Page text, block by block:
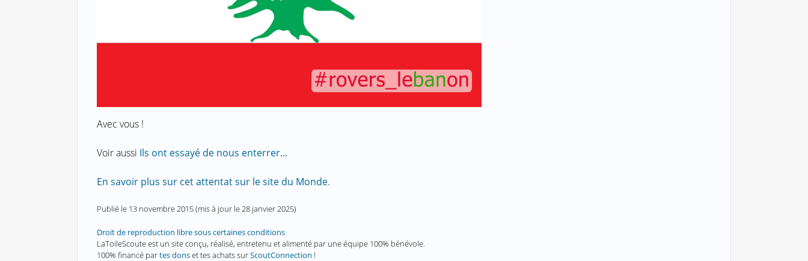
Avec vous !
Voir aussi Ils ont essayé de nous enterrer...
En savoir plus sur cet attentat sur le site du Monde.
Publié le 13 novembre 2015(mis à jour le28 janvier 2025)
Droit de reproduction libre sous certaines conditions
LaToileScoute est un site conçu, réalisé, entretenu et alimenté par une équipe 100% bénévole.
100% financé partes donset tes achats surScoutConnection !